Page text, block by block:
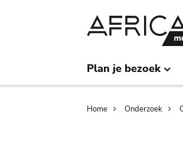
Plan je bezoek
Home Onderzoek